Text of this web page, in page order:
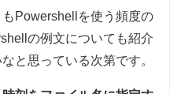
Powershellを使う頻度の
の例文についても紹介
と思っている次第です。